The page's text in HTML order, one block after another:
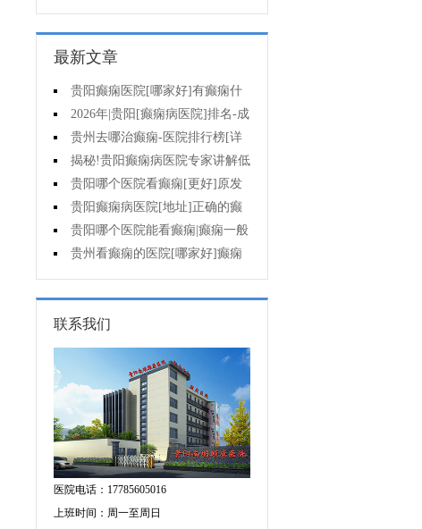
最新文章
贵阳癫痫医院[哪家好]有癫痫什
么不能吃什么药?
2026年|贵阳[癫痫病医院]排名-成
人癫痫急救措施护理
贵州去哪治癫痫-医院排行榜[详
细排名]癫痫病人可以吃什么食物?
揭秘!贵阳癫痫病医院专家讲解低
血糖会抽搐吗?
贵阳哪个医院看癫痫[更好]原发
性母猪疯能治好吗?
贵阳癫痫病医院[地址]正确的癫
痫护理是什么?
贵阳哪个医院能看癫痫|癫痫一般
会出现哪些症状?
贵州看癫痫的医院[哪家好]癫痫
的成因有哪些?
联系我们
医院电话：17785605016
上班时间：周一至周日